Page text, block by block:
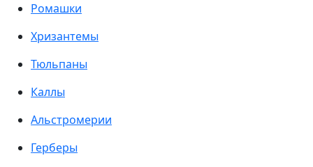
Ромашки
Хризантемы
Тюльпаны
Каллы
Альстромерии
Герберы